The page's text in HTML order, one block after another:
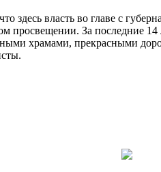
здесь власть во главе с
просвещении. За последние
храмами, прекрасными